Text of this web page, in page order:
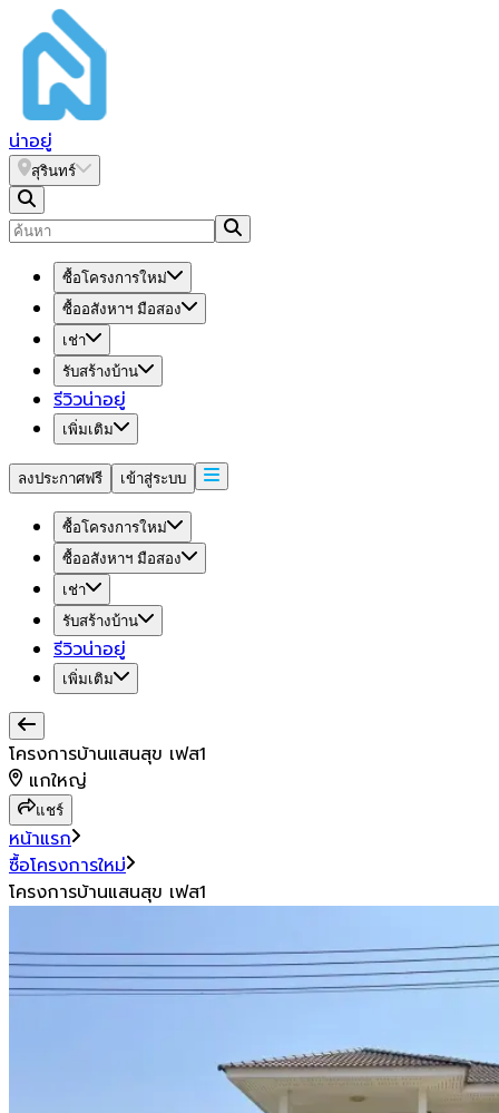
น่าอยู่
สุรินทร์
ซื้อโครงการใหม่
ซื้ออสังหาฯ มือสอง
เช่า
รับสร้างบ้าน
รีวิวน่าอยู่
เพิ่มเติม
ลงประกาศฟรี เข้าสู่ระบบ
ซื้อโครงการใหม่
ซื้ออสังหาฯ มือสอง
เช่า
รับสร้างบ้าน
รีวิวน่าอยู่
เพิ่มเติม
โครงการบ้านแสนสุข เฟส1
แกใหญ่
แชร์
หน้าแรก
ซื้อโครงการใหม่
โครงการบ้านแสนสุข เฟส1